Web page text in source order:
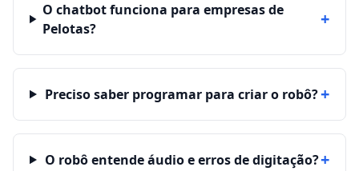
O chatbot funciona para empresas de
Pelotas?
+
Preciso saber programar para criar o robô?+
O robô entende áudio e erros de digitação?+